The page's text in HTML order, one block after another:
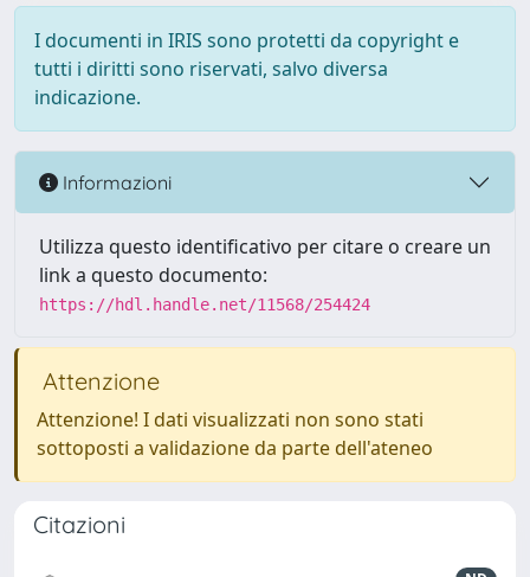
I documenti in IRIS sono protetti da copyright e
tutti i diritti sono riservati, salvo diversa
indicazione.
Informazioni
Utilizza questo identificativo per citare o creare un
link a questo documento:
https://hdl.handle.net/11568/254424
Attenzione
Attenzione! I dati visualizzati non sono stati
sottoposti a validazione da parte dell'ateneo
Citazioni